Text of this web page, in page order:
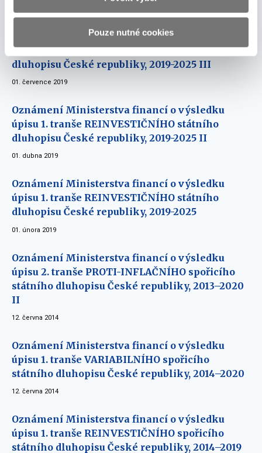
Pouze nutné cookies
Oznámení Ministerstva financí o výsledku
úpisu 1. tranše Reinvestičního státního
dluhopisu České republiky, 2019-2025 III
01. července 2019
Oznámení Ministerstva financí o výsledku
úpisu 1. tranše REINVESTIČNÍHO státního
dluhopisu České republiky, 2019-2025 II
01. dubna 2019
Oznámení Ministerstva financí o výsledku
úpisu 1. tranše REINVESTIČNÍHO státního
dluhopisu České republiky, 2019-2025
01. února 2019
Oznámení Ministerstva financí o výsledku
úpisu 2. tranše PROTI-INFLAČNÍHO spořicího
státního dluhopisu České republiky, 2013–2020
II
12. června 2014
Oznámení Ministerstva financí o výsledku
úpisu 1. tranše VARIABILNÍHO spořicího
státního dluhopisu České republiky, 2014–2020
12. června 2014
Oznámení Ministerstva financí o výsledku
úpisu 1. tranše REINVESTIČNÍHO spořicího
státního dluhopisu České republiky, 2014–2019